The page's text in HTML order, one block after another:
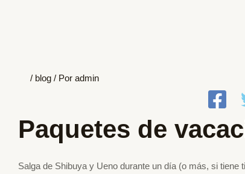
/ blog / Por admin
Paquetes de
Salga de Shibuya y Ueno durante un día (o más, si